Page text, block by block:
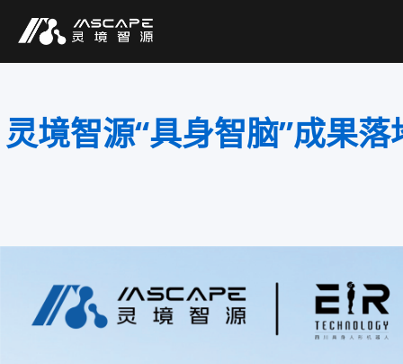
灵境智源“具身智脑”成果